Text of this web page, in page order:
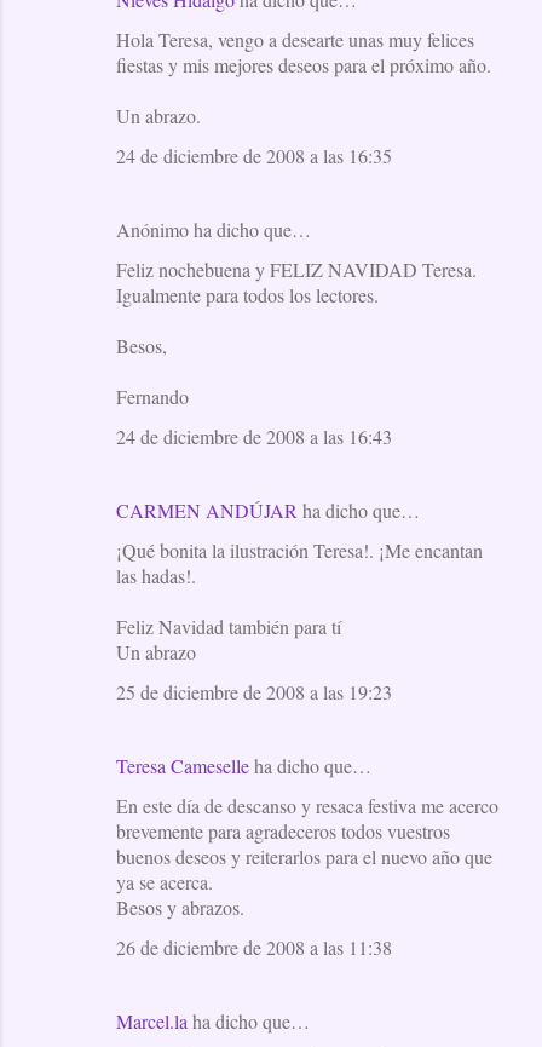
Hola Teresa, vengo a desearte unas muy felices
fiestas y mis mejores deseos para el próximo año.
Un abrazo.
24 de diciembre de 2008 a las 16:35
Anónimo ha dicho que…
Feliz nochebuena y FELIZ NAVIDAD Teresa.
Igualmente para todos los lectores.
Besos,
Fernando
24 de diciembre de 2008 a las 16:43
CARMEN ANDÚJAR ha dicho que…
¡Qué bonita la ilustración Teresa!. ¡Me encantan
las hadas!.
Feliz Navidad también para tí
Un abrazo
25 de diciembre de 2008 a las 19:23
Teresa Cameselleha dicho que…
En este día de descanso y resaca festiva me acerco
brevemente para agradeceros todos vuestros
buenos deseos y reiterarlos para el nuevo año que
ya se acerca.
Besos y abrazos.
26 de diciembre de 2008 a las 11:38
Marcel.la ha dicho que…